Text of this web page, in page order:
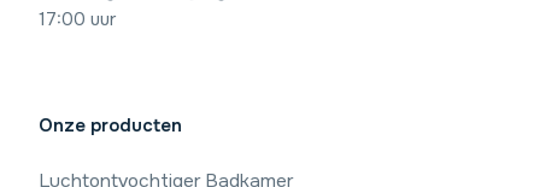
17:00 uur
Onze producten
Luchtontvochtiger Badkamer